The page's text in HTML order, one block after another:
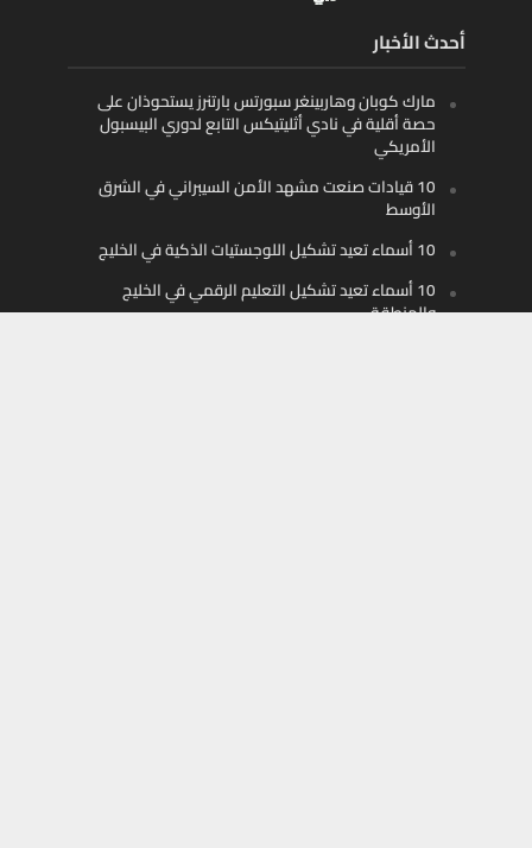
أحدث الأخبار
مارك كوبان وهاربينغر سبورتس بارتنرز يستحوذان على
حصة أقلية في نادي أثليتيكس التابع لدوري البيسبول
الأمريكي
10 قيادات صنعت مشهد الأمن السيبراني في الشرق
الأوسط
10 أسماء تعيد تشكيل اللوجستيات الذكية في الخليج
10 أسماء تعيد تشكيل التعليم الرقمي في الخليج
والمنطقة